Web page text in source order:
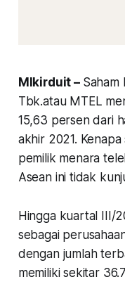
MIkirduit – Saham
Tbk.atau MTEL
15,63 persen dari
akhir 2021.
pemilik menara
Asean ini tidak
Hingga kuartal III/
sebagai
dengan jumlah
memiliki sekitar